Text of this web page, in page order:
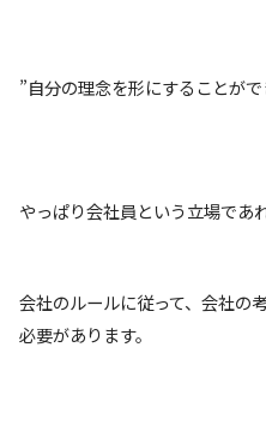
”自分の理念を形にすることが
やっぱり会社員という立場であ
会社のルールに従って、会社の
必要があります。